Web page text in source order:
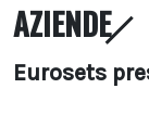
AZIENDE
Eurosets